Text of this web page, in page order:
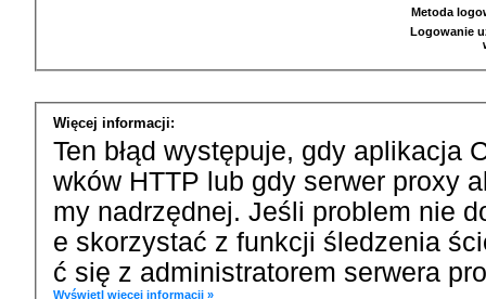
Metoda
Logowanie
Więcej informacji:
Ten błąd występuje, gdy aplikacja
wków HTTP lub gdy serwer proxy
my nadrzędnej. Jeśli problem nie
e skorzystać z funkcji śledzenia
ć się z administratorem serwera
Wyświetl więcej informacji »